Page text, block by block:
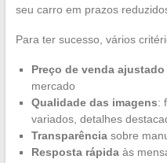
seu carro em prazos
Para ter sucesso, vários
Preço de venda ajustado
mercado
Qualidade das imagens:
variados, detalhes
Transparênciasobre
Resposta rápidaàs